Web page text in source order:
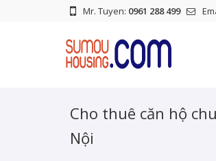
Mr. Tuyen: 0961 288 499
Cho thuê căn hộ
Nội